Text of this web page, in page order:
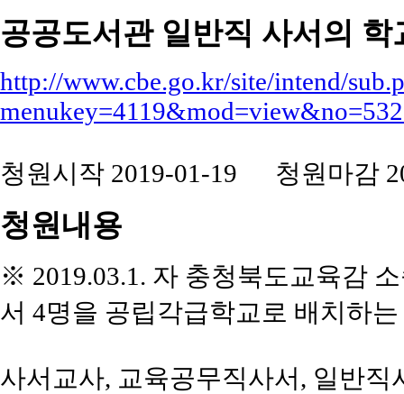
공공도서관 일반직 사서의
http://www.cbe.go.kr/site/intend/
청원시작 2019-01-19 청원마감
청원내용
※ 2019.03.1. 자 충청북도교육감
서 4명을 공립각급학교로 배치하
사서교사, 교육공무직사서, 일반